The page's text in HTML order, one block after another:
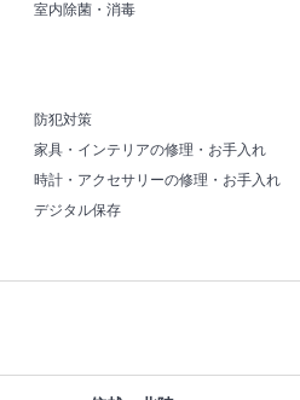
室内除菌・消毒
防犯対策
家具・インテリアの修理・お手入れ
時計・アクセサリーの修理・お手入れ
デジタル保存